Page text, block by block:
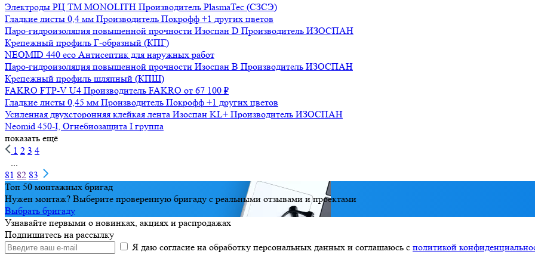
Электроды РЦ ТМ MONOLITH Производитель PlasmaTec (СЗСЭ)
Гладкие листы 0,4 мм Производитель Покрофф +1 других цветов
Паро-гидроизоляция повышенной прочности Изоспан D Производитель ИЗОСПАН
Крепежный профиль Г-образный (КПГ)
NEOMID 440 eco Антисептик для наружных работ
Паро-гидроизоляция повышенной прочности Изоспан B Производитель ИЗОСПАН
Крепежный профиль шляпный (КПШ)
FAKRO FTP-V U4 Производитель FAKRO от 67 100 ₽
Гладкие листы 0,45 мм Производитель Покрофф +1 других цветов
Усиленная двухсторонняя клейкая лента Изоспан KL+ Производитель ИЗОСПАН
Neomid 450-I, Огнебиозащита I группа
показать ещё
1 2 3 4
...
81 82 83
Топ 50 монтажных бригад
Нужен монтаж? Выберите проверенную бригаду с реальными отзывами и проектами
Выбрать бригаду
Узнавайте первыми о новинках, акциях и распродажах
Подпишитесь на рассылку
Я даю согласие на обработку персональных данных и соглашаюсь с политикой